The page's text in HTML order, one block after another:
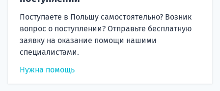
Поступаете в Польшу самостоятельно? Возник
вопрос о поступлении? Отправьте бесплатную
заявку на оказание помощи нашими
специалистами.
Нужна помощь